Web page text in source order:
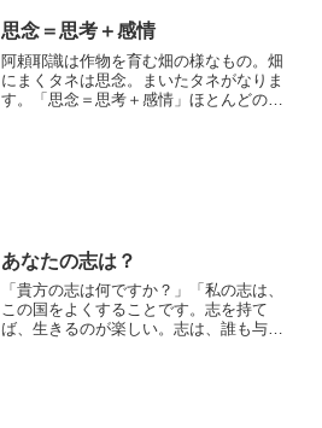
思念＝思考＋感情
阿頼耶識は作物を育む畑の様なもの。畑
にまくタネは思念。まいたタネがなりま
す。「思念＝思考＋感情」ほとんどの場
あなたの志は？
「貴方の志は何ですか？」「私の志は、
この国をよくすることです。志を持て
ば、生きるのが楽しい。志は、誰も与え